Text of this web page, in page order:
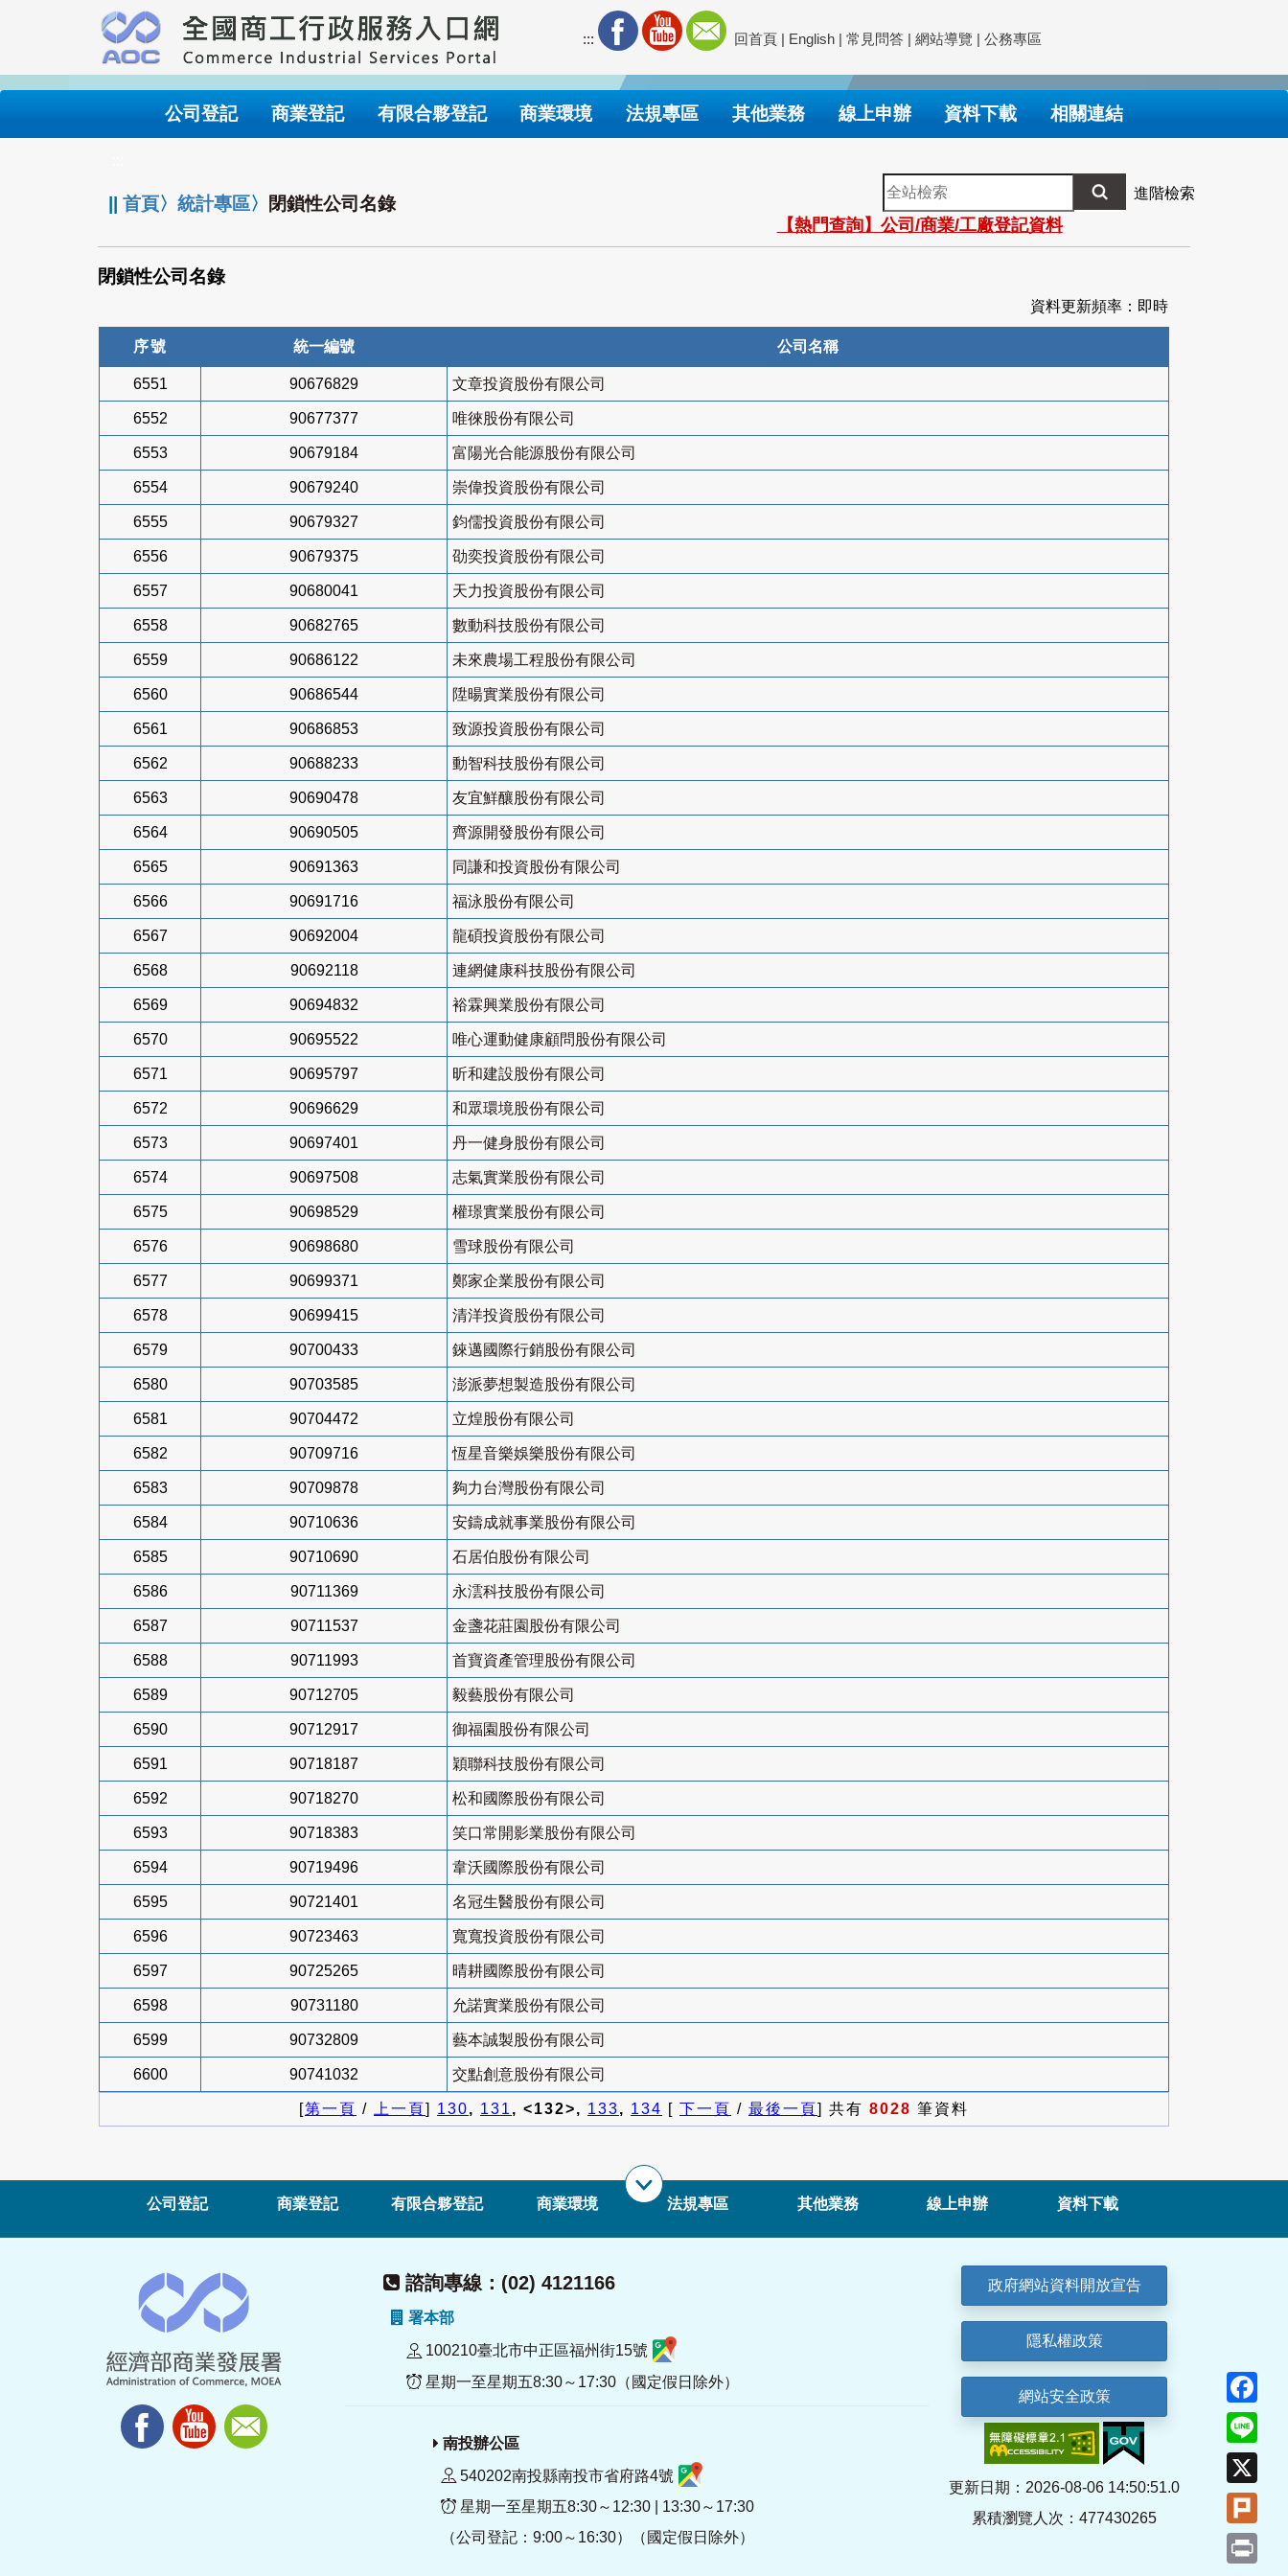
要
內
::: 回首頁 | English | 常見問答 | 網站導覽 | 公務專區
公司登記 商業登記 有限合夥登記 商業環境 法規專區 其他業務 線上申辦 資料下載 相關連結
||首頁〉統計專區〉 閉鎖性公司名錄
全
站
檢
索
進階檢索
【熱門查詢】公司/商業/工廠登記資料
閉鎖性公司名錄
資料更新頻率：即時
序號 統一編號 公司名稱
6551 90676829 文章投資股份有限公司
6552 90677377 唯徠股份有限公司
6553 90679184 富陽光合能源股份有限公司
6554 90679240 崇偉投資股份有限公司
6555 90679327 鈞儒投資股份有限公司
6556 90679375 劭奕投資股份有限公司
6557 90680041 天力投資股份有限公司
6558 90682765 數動科技股份有限公司
6559 90686122 未來農場工程股份有限公司
6560 90686544 陞暘實業股份有限公司
6561 90686853 致源投資股份有限公司
6562 90688233 動智科技股份有限公司
6563 90690478 友宜鮮釀股份有限公司
6564 90690505 齊源開發股份有限公司
6565 90691363 同謙和投資股份有限公司
6566 90691716 福泳股份有限公司
6567 90692004 龍碩投資股份有限公司
6568 90692118 連網健康科技股份有限公司
6569 90694832 裕霖興業股份有限公司
6570 90695522 唯心運動健康顧問股份有限公司
6571 90695797 昕和建設股份有限公司
6572 90696629 和眾環境股份有限公司
6573 90697401 丹一健身股份有限公司
6574 90697508 志氣實業股份有限公司
6575 90698529 權璟實業股份有限公司
6576 90698680 雪球股份有限公司
6577 90699371 鄭家企業股份有限公司
6578 90699415 清洋投資股份有限公司
6579 90700433 錸邁國際行銷股份有限公司
6580 90703585 澎派夢想製造股份有限公司
6581 90704472 立煌股份有限公司
6582 90709716 恆星音樂娛樂股份有限公司
6583 90709878 夠力台灣股份有限公司
6584 90710636 安鑄成就事業股份有限公司
6585 90710690 石居伯股份有限公司
6586 90711369 永澐科技股份有限公司
6587 90711537 金盞花莊園股份有限公司
6588 90711993 首寶資產管理股份有限公司
6589 90712705 毅藝股份有限公司
6590 90712917 御福園股份有限公司
6591 90718187 穎聯科技股份有限公司
6592 90718270 松和國際股份有限公司
6593 90718383 笑口常開影業股份有限公司
6594 90719496 韋沃國際股份有限公司
6595 90721401 名冠生醫股份有限公司
6596 90723463 寬寬投資股份有限公司
6597 90725265 晴耕國際股份有限公司
6598 90731180 允諾實業股份有限公司
6599 90732809 藝本誠製股份有限公司
6600 90741032 交點創意股份有限公司
[第一頁 / 上一頁] 130, 131, <132>, 133, 134 [ 下一頁 / 最後一頁] 共有 8028 筆資料
公司登記 商業登記 有限合夥登記 商業環境 法規專區 其他業務 線上申辦 資料下載
諮詢專線：(02) 4121166
署本部
100210臺北市中正區福州街15號
星期一至星期五8:30～17:30（國定假日除外）
南投辦公區
540202南投縣南投市省府路4號
星期一至星期五8:30～12:30 | 13:30～17:30
（公司登記：9:00～16:30）（國定假日除外）
政府網站資料開放宣告
隱私權政策
網站安全政策
更新日期：2026-08-06 14:50:51.0
累積瀏覽人次：477430265